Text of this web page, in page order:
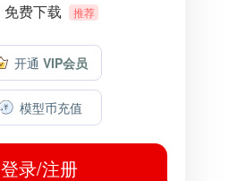
免费下载 推荐
开通 VIP会员
模型币充值
登录/注册